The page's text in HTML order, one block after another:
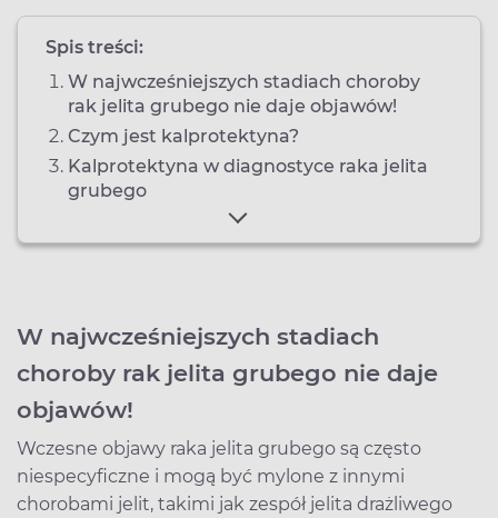
Spis treści:
W najwcześniejszych stadiach choroby
rak jelita grubego nie daje objawów!
Czym jest kalprotektyna?
Kalprotektyna w diagnostyce raka jelita
grubego
W najwcześniejszych stadiach
choroby rak jelita grubego nie daje
objawów!
Wczesne objawy raka jelita grubego są często
niespecyficzne i mogą być mylone z innymi
chorobami jelit, takimi jak zespół jelita drażliwego